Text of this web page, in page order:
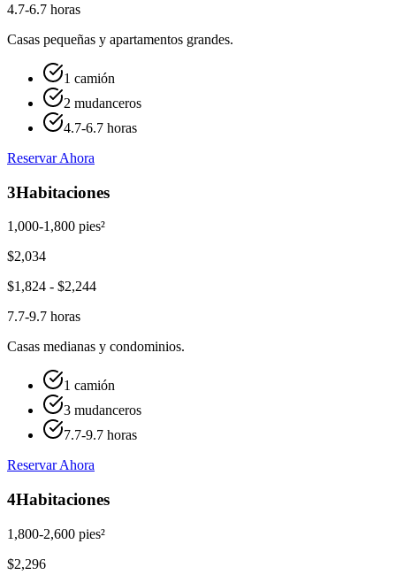
4.7-6.7 horas
Casas pequeñas y apartamentos grandes.
1 camión
2 mudanceros
4.7-6.7 horas
Reservar Ahora
3Habitaciones
1,000-1,800 pies²
$2,034
$1,824 - $2,244
7.7-9.7 horas
Casas medianas y condominios.
1 camión
3 mudanceros
7.7-9.7 horas
Reservar Ahora
4Habitaciones
1,800-2,600 pies²
$2,296